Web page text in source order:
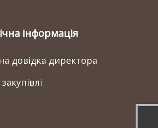
інформація
довідка директора